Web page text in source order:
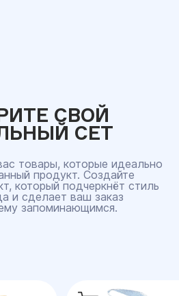
СВОЙ
СЕТ
товары, которые идеально
продукт. Создайте
который подчеркнёт стиль
и сделает ваш заказ
запоминающимся.